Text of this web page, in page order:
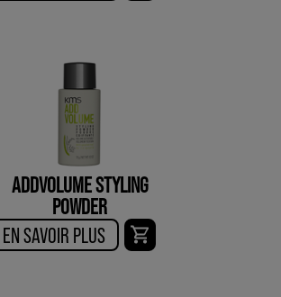
ADDVOLUME STYLING
POWDER
EN SAVOIR PLUS